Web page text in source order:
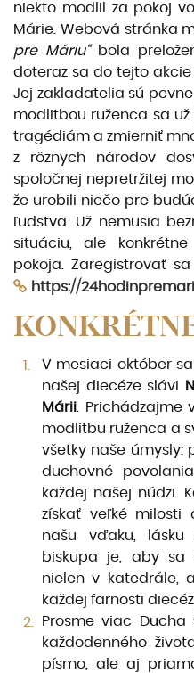
niekto modlil za pokoj
Márie. Webová stránka
pre Máriu“bola
doteraz sa do tejto
Jej zakladatelia sú
modlitbou ruženca sa
tragédiám a zmierniť
z rôznych národov
spoločnej nepretržitej
že urobili niečo pre
ľudstva. Už nemusia
situáciu, ale
pokoja. Zaregistrovať
https://
V mesiaci október
našej diecéze slávi
Márii .
modlitbu ruženca a
všetky naše úmysly:
duchovné
každej našej núdzi.
získať veľké milosti
našu vďaku,
biskupa je, aby sa
nielen v katedrále,
každej farnosti
Prosme viac
každodenného
písmo, ale aj